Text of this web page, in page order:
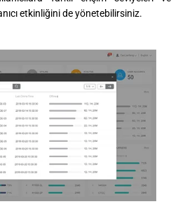
etkinliğini de yönetebilirsiniz.